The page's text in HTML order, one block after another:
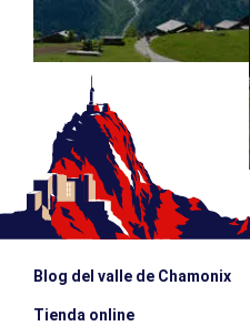
Blog del valle de Chamonix
Tienda online